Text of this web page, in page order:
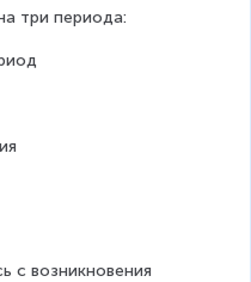
три периода:
с возникновения